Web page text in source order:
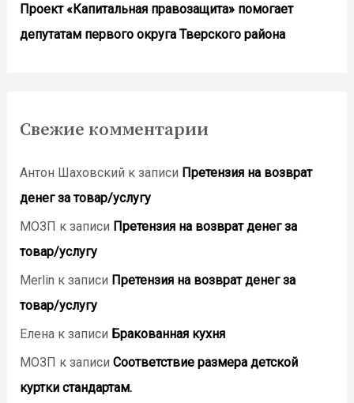
Проект «Капитальная правозащита» помогает
депутатам первого округа Тверского района
Свежие комментарии
Антон Шаховский к записи Претензия на возврат
денег за товар/услугу
МОЗП к записи Претензия на возврат денег за
товар/услугу
Merlin к записи Претензия на возврат денег за
товар/услугу
Еленак записи Бракованная кухня
МОЗП к записи Соответствие размера детской
куртки стандартам.